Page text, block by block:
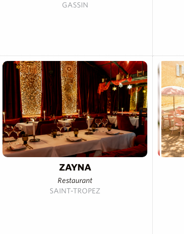
GASSIN
ZAYNA
Restaurant
SAINT-TROPEZ